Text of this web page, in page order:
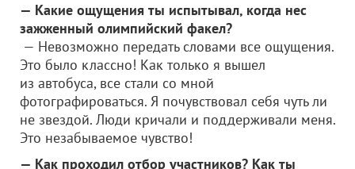
— Какие ощущения ты испытывал, когда нес
зажженный олимпийский факел?
— Невозможно передать словами все ощущения.
Это было классно! Как только я вышел
из автобуса, все стали со мной
фотографироваться. Я почувствовал себя чуть ли
не звездой. Люди кричали и поддерживали меня.
Это незабываемое чувство!
— Как проходил отбор участников? Как ты